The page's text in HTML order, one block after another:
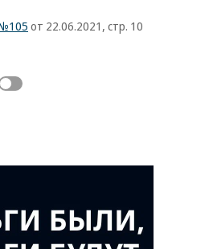
от 22.06.2021, стр. 10